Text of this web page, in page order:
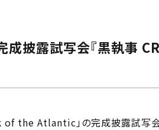
披露試写会『黒執事
the Atlantic」の完成披露試写会